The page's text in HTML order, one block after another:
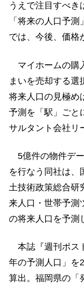
うえで注目すべき
「将来の人口予
では、今後、価格
マイホームの購
まいを売却する選
将来人口の見極め
予測を「駅」ごと
サルタント会社リ
5億件の物件デ
を行なう同社は、
土技術政策総合研
来人口・世帯予測
の将来人口を予測
本誌『週刊ポス
年の予測人口」を
算出。福岡県の「